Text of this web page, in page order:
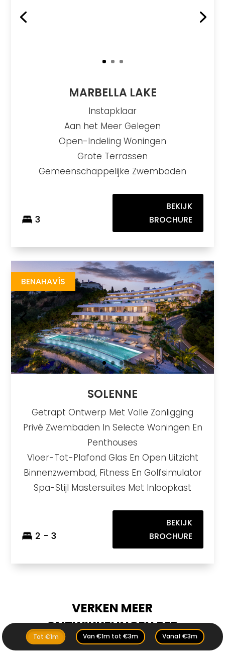
MARBELLA LAKE
Instapklaar
Aan het Meer Gelegen
Open-Indeling Woningen
Grote Terrassen
Gemeenschappelijke Zwembaden
3
BEKIJK
BROCHURE
BENAHAVÍS
SOLENNE
Getrapt Ontwerp Met Volle Zonligging
Privé Zwembaden In Selecte Woningen En
Penthouses
Vloer-Tot-Plafond Glas En Open Uitzicht
Binnenzwembad, Fitness En Golfsimulator
Spa-Stijl Mastersuites Met Inloopkast
2 - 3
BEKIJK
BROCHURE
VERKEN MEER
ONTWIKKELINGEN PER
GEBIED:
Tot €1m Van €1m tot €3m Vanaf €3m